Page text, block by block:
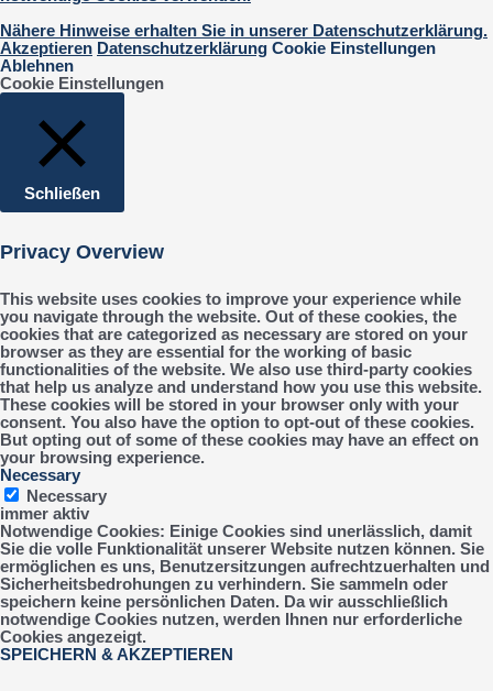
Nähere Hinweise erhalten Sie in unserer Datenschutzerklärung.
Akzeptieren Datenschutzerklärung Cookie Einstellungen
Ablehnen
Cookie Einstellungen
Schließen
Privacy Overview
This website uses cookies to improve your experience while
you navigate through the website. Out of these cookies, the
cookies that are categorized as necessary are stored on your
browser as they are essential for the working of basic
functionalities of the website. We also use third-party cookies
that help us analyze and understand how you use this website.
These cookies will be stored in your browser only with your
consent. You also have the option to opt-out of these cookies.
But opting out of some of these cookies may have an effect on
your browsing experience.
Necessary
Necessary
immer aktiv
Notwendige Cookies: Einige Cookies sind unerlässlich, damit
Sie die volle Funktionalität unserer Website nutzen können. Sie
ermöglichen es uns, Benutzersitzungen aufrechtzuerhalten und
Sicherheitsbedrohungen zu verhindern. Sie sammeln oder
speichern keine persönlichen Daten. Da wir ausschließlich
notwendige Cookies nutzen, werden Ihnen nur erforderliche
Cookies angezeigt.
SPEICHERN & AKZEPTIEREN